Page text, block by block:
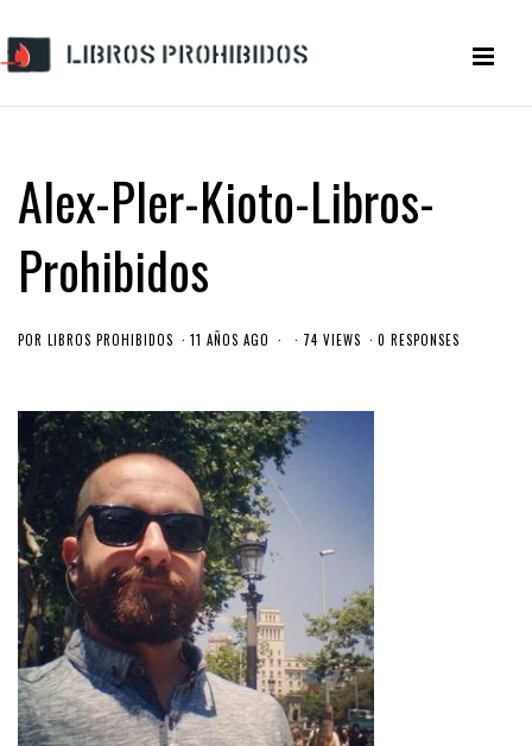
Alex-Pler-Kioto-Libros-
Prohibidos
POR LIBROS PROHIBIDOS 11 AÑOS AGO 74 VIEWS 0 RESPONSES